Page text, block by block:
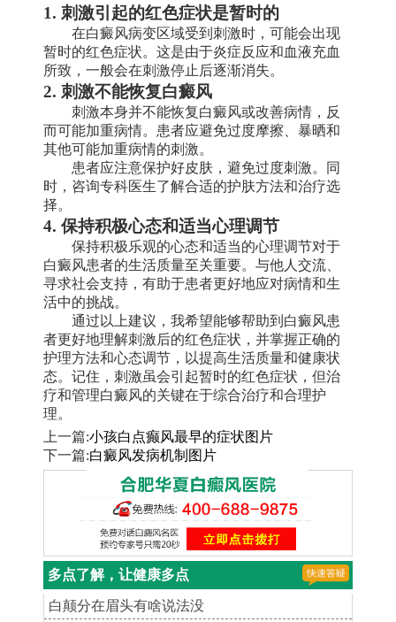
1. 刺激引起的红色症状是暂时的
在白癜风病变区域受到刺激时，可能会出现
暂时的红色症状。这是由于炎症反应和血液充血
所致，一般会在刺激停止后逐渐消失。
2. 刺激不能恢复白癜风
刺激本身并不能恢复白癜风或改善病情，反
而可能加重病情。患者应避免过度摩擦、暴晒和
其他可能加重病情的刺激。
患者应注意保护好皮肤，避免过度刺激。同
时，咨询专科医生了解合适的护肤方法和治疗选
择。
4. 保持积极心态和适当心理调节
保持积极乐观的心态和适当的心理调节对于
白癜风患者的生活质量至关重要。与他人交流、
寻求社会支持，有助于患者更好地应对病情和生
活中的挑战。
通过以上建议，我希望能够帮助到白癜风患
者更好地理解刺激后的红色症状，并掌握正确的
护理方法和心态调节，以提高生活质量和健康状
态。记住，刺激虽会引起暂时的红色症状，但治
疗和管理白癜风的关键在于综合治疗和合理护
理。
上一篇:小孩白点癫风最早的症状图片
下一篇:白癜风发病机制图片
多点了解，让健康多点
白颠分在眉头有啥说法没